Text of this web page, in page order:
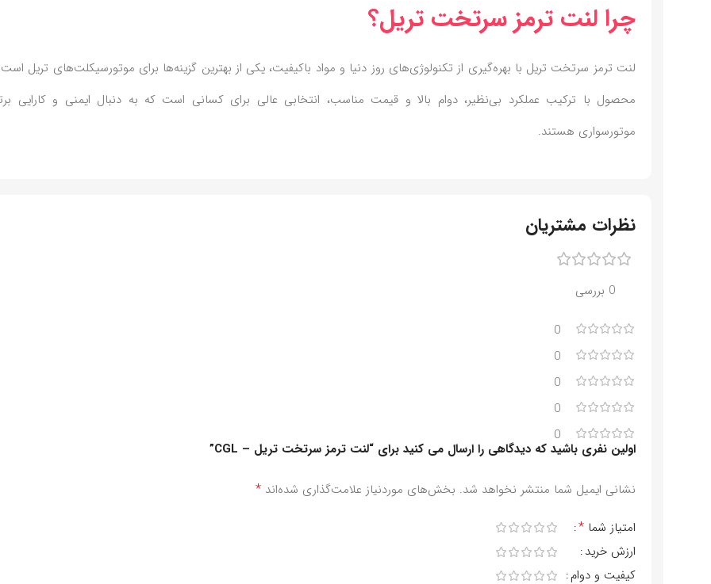
چرا لنت ترمز سرتخت تریل؟
لنت ترمز سرتخت تریل با بهره‌گیری از تکنولوژی‌های روز دنیا و مواد باکیفیت، یکی از بهترین گزینه‌ها برای موتورسیکلت‌های تریل
محصول با ترکیب عملکرد بی‌نظیر، دوام بالا و قیمت مناسب، انتخابی عالی برای کسانی است که به دنبال ایمنی و کارایی
موتورسواری هستند.
نظرات مشتریان
0 بررسی
0
0
0
0
0
اولین نفری باشید که دیدگاهی را ارسال می کنید برای “لنت ترمز سرتخت تریل – CGL”
نشانی ایمیل شما منتشر نخواهد شد. بخش‌های موردنیاز علامت‌گذاری شده‌اند *
امتیاز شما *
ارزش خرید
کیفیت و دوام